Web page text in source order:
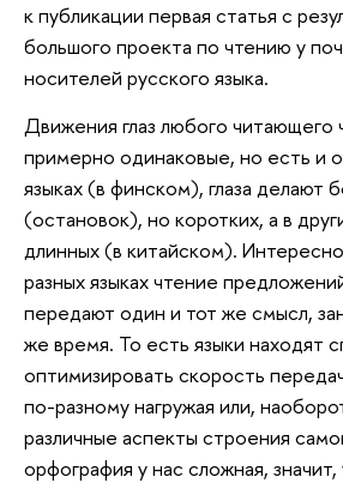
к публикации первая статья с
большого проекта по чтению у
носителей русского языка.
Движения глаз любого читающего
примерно одинаковые, но есть и
языках (в финском), глаза делают
(остановок), но коротких, а в
длинных (в китайском).
разных языках чтение
передают один и тот же смысл,
же время. То есть языки находят
оптимизировать скорость
по-разному нагружая или,
различные аспекты строения
орфография у нас сложная,